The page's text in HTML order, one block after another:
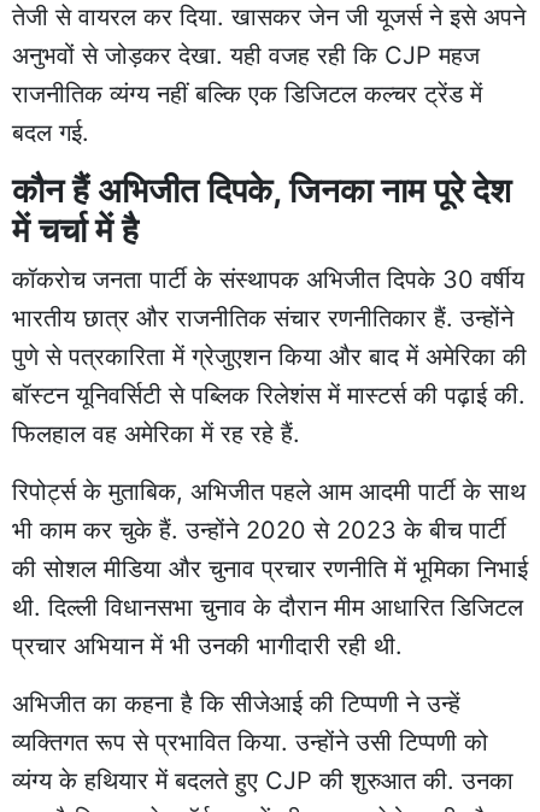
तेजी से वायरल कर दिया. खासकर जेन जी यूजर्स ने इसे अपने
अनुभवों से जोड़कर देखा. यही वजह रही कि CJP महज
राजनीतिक व्यंग्य नहीं बल्कि एक डिजिटल कल्चर ट्रेंड में
बदल गई.
कौन हैं अभिजीत दिपके, जिनका नाम पूरे देश
में चर्चा में है
कॉकरोच जनता पार्टी के संस्थापक अभिजीत दिपके 30 वर्षीय
भारतीय छात्र और राजनीतिक संचार रणनीतिकार हैं. उन्होंने
पुणे से पत्रकारिता में ग्रेजुएशन किया और बाद में अमेरिका की
बॉस्टन यूनिवर्सिटी से पब्लिक रिलेशंस में मास्टर्स की पढ़ाई की.
फिलहाल वह अमेरिका में रह रहे हैं.
रिपोर्ट्स के मुताबिक, अभिजीत पहले आम आदमी पार्टी के साथ
भी काम कर चुके हैं. उन्होंने 2020 से 2023 के बीच पार्टी
की सोशल मीडिया और चुनाव प्रचार रणनीति में भूमिका निभाई
थी. दिल्ली विधानसभा चुनाव के दौरान मीम आधारित डिजिटल
प्रचार अभियान में भी उनकी भागीदारी रही थी.
अभिजीत का कहना है कि सीजेआई की टिप्पणी ने उन्हें
व्यक्तिगत रूप से प्रभावित किया. उन्होंने उसी टिप्पणी को
व्यंग्य के हथियार में बदलते हुए CJP की शुरुआत की. उनका